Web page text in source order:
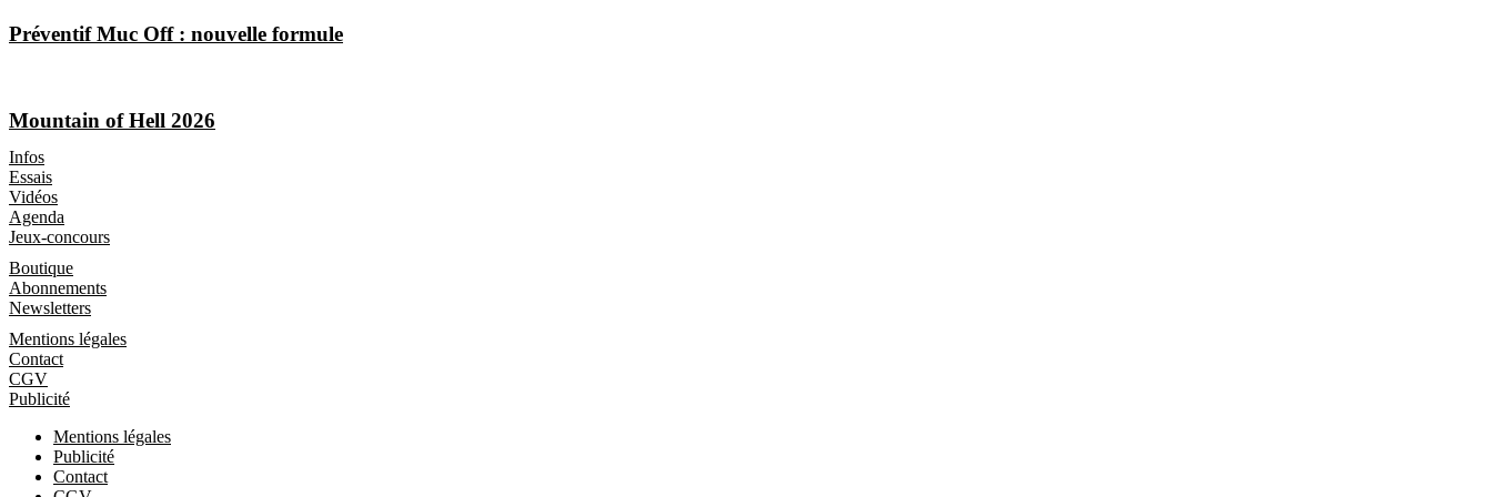
Préventif Muc Off : nouvelle formule
Mountain of Hell 2026
Infos
Essais
Vidéos
Agenda
Jeux-concours
Boutique
Abonnements
Newsletters
Mentions légales
Contact
CGV
Publicité
Mentions légales
Publicité
Contact